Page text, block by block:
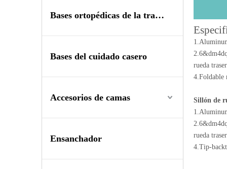
Bases ortopédicas de la tracción
Bases del cuidado casero
Accesorios de camas
Ensanchador
rueda
4.Foldable
Sillón de
rueda
4.Tip-